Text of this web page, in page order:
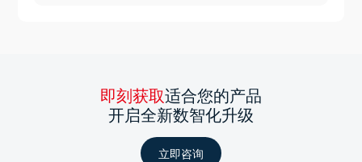
即刻获取适合您的产品
开启全新数智化升级
立即咨询